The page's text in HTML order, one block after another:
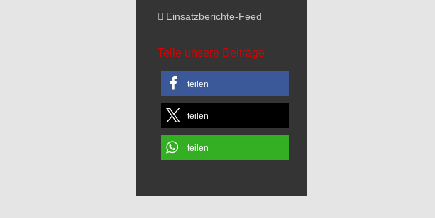
Einsatzberichte-Feed
Teile unsere Beiträge
teilen
teilen
teilen